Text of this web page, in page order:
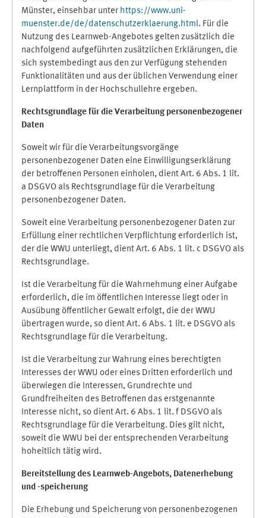
Münster, einsehbar unter https://www.uni-
muenster.de/de/datenschutzerklaerung.html. Für die
Nutzung des Learnweb-Angebotes gelten zusätzlich die
nachfolgend aufgeführten zusätzlichen Erklärungen, die
sich systembedingt aus den zur Verfügung stehenden
Funktionalitäten und aus der üblichen Verwendung einer
Lernplattform in der Hochschullehre ergeben.
Rechtsgrundlage für die Verarbeitung personenbezogener
Daten
Soweit wir für die Verarbeitungsvorgänge
personenbezogener Daten eine Einwilligungserklärung
der betroffenen Personen einholen, dient Art. 6 Abs. 1 lit.
a DSGVO als Rechtsgrundlage für die Verarbeitung
personenbezogener Daten.
Soweit eine Verarbeitung personenbezogener Daten zur
Erfüllung einer rechtlichen Verpflichtung erforderlich ist,
der die WWU unterliegt, dient Art. 6 Abs. 1 lit. c DSGVO als
Rechtsgrundlage.
Ist die Verarbeitung für die Wahrnehmung einer Aufgabe
erforderlich, die im öffentlichen Interesse liegt oder in
Ausübung öffentlicher Gewalt erfolgt, die der WWU
übertragen wurde, so dient Art. 6 Abs. 1 lit. e DSGVO als
Rechtsgrundlage für die Verarbeitung.
Ist die Verarbeitung zur Wahrung eines berechtigten
Interesses der WWU oder eines Dritten erforderlich und
überwiegen die Interessen, Grundrechte und
Grundfreiheiten des Betroffenen das erstgenannte
Interesse nicht, so dient Art. 6 Abs. 1 lit. f DSGVO als
Rechtsgrundlage für die Verarbeitung. Dies gilt nicht,
soweit die WWU bei der entsprechenden Verarbeitung
hoheitlich tätig wird.
Bereitstellung des Learnweb-Angebots, Datenerhebung
und -speicherung
Die Erhebung und Speicherung von personenbezogenen